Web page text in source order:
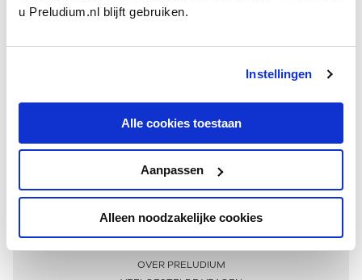
u Preludium.nl blijft gebruiken.
Instellingen
Alle cookies toestaan
Aanpassen
Alleen noodzakelijke cookies
Meer informatie
OVER PRELUDIUM